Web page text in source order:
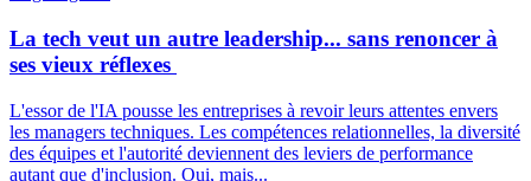
La tech veut un autre leadership... sans renoncer à
ses vieux réflexes
L'essor de l'IA pousse les entreprises à revoir leurs attentes envers
les managers techniques. Les compétences relationnelles, la diversité
des équipes et l'autorité deviennent des leviers de performance
autant que d'inclusion. Oui, mais...